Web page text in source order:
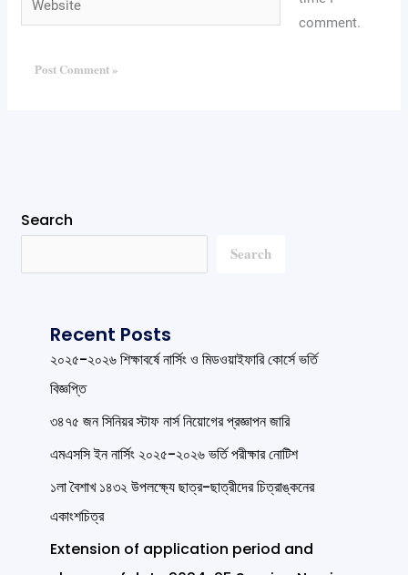
comment.
Search
Search
Recent Posts
২০২৫-২০২৬ শিক্ষাবর্ষে নার্সিং ও মিডওয়াইফারি কোর্সে ভর্তি
বিজ্ঞপ্তি
৩৪৭৫ জন সিনিয়র স্টাফ নার্স নিয়োগের প্রজ্ঞাপন জারি
এমএসসি ইন নার্সিং ২০২৫-২০২৬ ভর্তি পরীক্ষার নোটিশ
১লা বৈশাখ ১৪৩২ উপলক্ষ্যে ছাত্র-ছাত্রীদের চিত্রাঙ্কনের
একাংশচিত্র
Extension of application period and